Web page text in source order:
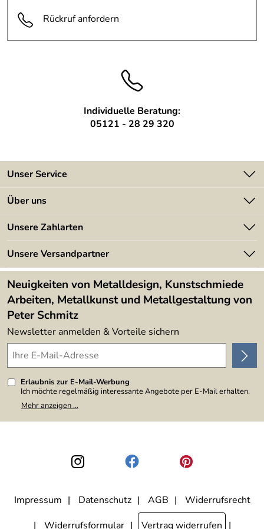
Der abgebildete Schrank hat eine Größe von ca. 1100mm
(breite), 600mm (höhe) und 400mm (tiefe)
Rückruf anfordern
Individuelle Beratung:
05121 - 28 29 320
Unser Service
Kontakt
Kundeninformationen
Newsletter
Lieferbedingungen
Über uns
Angebote
Kundenbewertungen (394)
4,9/5
Unsere Zahlarten
Unsere Versandpartner
Neuigkeiten von Metalldesign, Kunstschmiede
Arbeiten, Metallkunst und Metallgestaltung von
Peter Schmitz
Newsletter anmelden & Vorteile sichern
Erlaubnis zur E-Mail-Werbung
Ich möchte regelmäßig interessante Angebote per E-Mail erhalten.
Meine E-Mail-Adresse wird nicht an andere Unternehmen
weitergegeben. Zu statistischen Zwecken wird in anonymer Form
den Link "Abmelden" am Ende des Newsletters anklicke. Die
Datenschutzerklärung
habe ich zur Kenntnis genommen.
Mehr anzeigen ...
Impressum Datenschutz AGB
Widerrufsrecht
Widerrufsformular
Vertrag widerrufen